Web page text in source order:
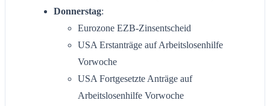
Donnerstag:
Eurozone EZB-Zinsentscheid
USA Erstanträge auf Arbeitslosenhilfe
Vorwoche
USA Fortgesetzte Anträge auf
Arbeitslosenhilfe Vorwoche